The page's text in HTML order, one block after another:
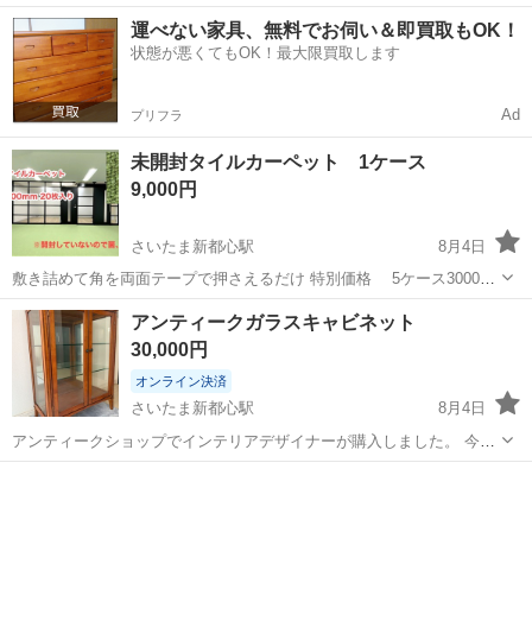
円 購入して2ヶ月ぐらいの使用のため、とてもキレイです。 サイズを
間違えて購入してしまいました。 組み立ててありますので、そのまま
でも...
埼玉 さいたま市 さいたま新都心駅 収納家具
運べない家具、無料でお伺い＆即買取もOK！
状態が悪くてもOK！最大限買取します
プリフラ Ad
未開封タイルカーペット 1ケース
9,000円
さいたま新都心駅
8月4日
敷き詰めて角を両面テープで押さえるだけ 特別価格 5ケース30000
円 ３ケース24000円 1ケース 9000円 ----------------ｷﾘﾄﾘ線---------------- ご
家庭の部屋でも...
埼玉 さいたま市 さいたま新都心駅
カーペット/マット/ラグ
アンティークガラスキャビネット
30,000円
オンライン決済
さいたま新都心駅
8月4日
アンティークショップでインテリアデザイナーが購入しました。 今
回、引越しのため販売を希望します。 高さ105cm・幅80cm・奥行